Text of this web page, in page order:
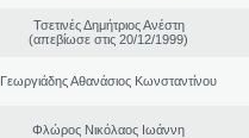
Τσετινές Δημήτριος Ανέστη
(απεβίωσε στις 20/12/1999)
Γεωργιάδης Αθανάσιος Κωνσταντίνου
Φλώρος Νικόλαος Ιωάννη